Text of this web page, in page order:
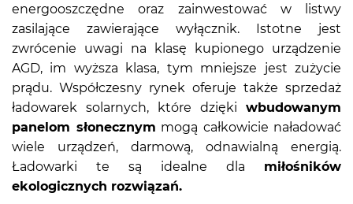
energooszczędne oraz zainwestować w listwy
zasilające zawierające wyłącznik. Istotne jest
zwrócenie uwagi na klasę kupionego urządzenie
AGD, im wyższa klasa, tym mniejsze jest zużycie
prądu. Współczesny rynek oferuje także sprzedaż
ładowarek solarnych, które dzięki wbudowanym
panelom słonecznym mogą całkowicie naładować
wiele urządzeń, darmową, odnawialną energią.
Ładowarki te są idealne dla miłośników
ekologicznych rozwiązań.